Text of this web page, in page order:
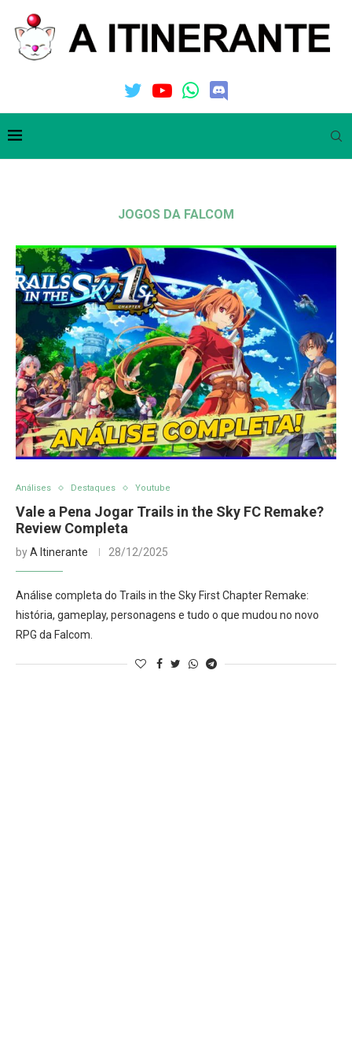
JOGOS DA FALCOM
Análises Destaques Youtube
Vale a Pena Jogar Trails in the Sky FC Remake?
Review Completa
byA Itinerante 28/12/2025
Análise completa do Trails in the Sky First Chapter Remake:
história, gameplay, personagens e tudo o que mudou no novo
RPG da Falcom.